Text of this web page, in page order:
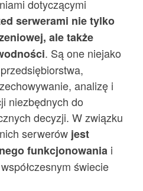
dotyczącymi
serwerami nie tylko
ale także
. Są one niejako
analizę i
niezbędnych do
decyzji. W związku
serwerów jest
funkcjonowania i
świecie